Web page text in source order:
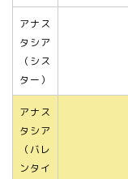
アナス
タシア
（シス
ター）
アナス
タシア
（バレ
ンタイ